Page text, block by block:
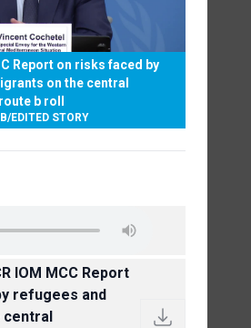
Report on risks faced by
on the central
b roll
/EDITED STORY
IOM MCC Report
refugees and
central